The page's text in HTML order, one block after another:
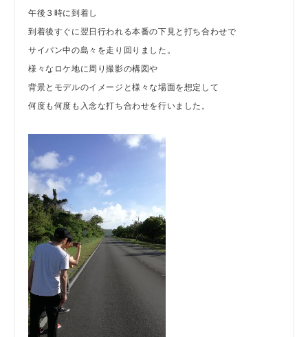
午後３時に到着し
到着後すぐに翌日行われる本番の下見と打ち合わせで
サイパン中の島々を走り回りました。
様々なロケ地に周り撮影の構図や
背景とモデルのイメージと様々な場面を想定して
何度も何度も入念な打ち合わせを行いました。